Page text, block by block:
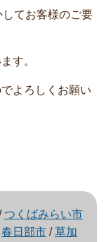
てお客様のご要
す。
よろしくお願い
つくばみらい市
春日部市 /草加